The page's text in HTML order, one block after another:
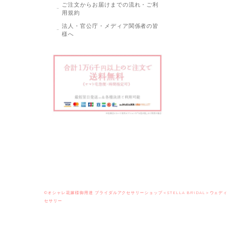
ご注文からお届けまでの流れ・ご利
用規約
法人・官公庁・メディア関係者の皆
様へ
©オシャレ花嫁様御用達 ブライダルアクセサリーショップ＜STELLA BRIDAL＞ウェデ
セサリー